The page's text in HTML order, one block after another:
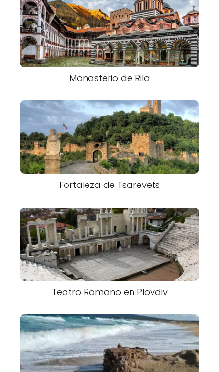
Monasterio de Rila
Fortaleza de Tsarevets
Teatro Romano en Plovdiv